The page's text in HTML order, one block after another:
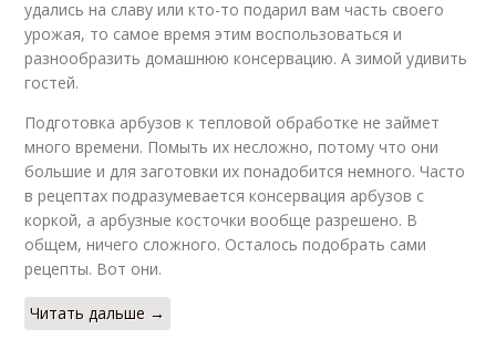
удались на славу или кто-то подарил вам часть своего
урожая, то самое время этим воспользоваться и
разнообразить домашнюю консервацию. А зимой удивить
гостей.
Подготовка арбузов к тепловой обработке не займет
много времени. Помыть их несложно, потому что они
большие и для заготовки их понадобится немного. Часто
в рецептах подразумевается консервация арбузов с
коркой, а арбузные косточки вообще разрешено. В
общем, ничего сложного. Осталось подобрать сами
рецепты. Вот они.
Читать дальше →